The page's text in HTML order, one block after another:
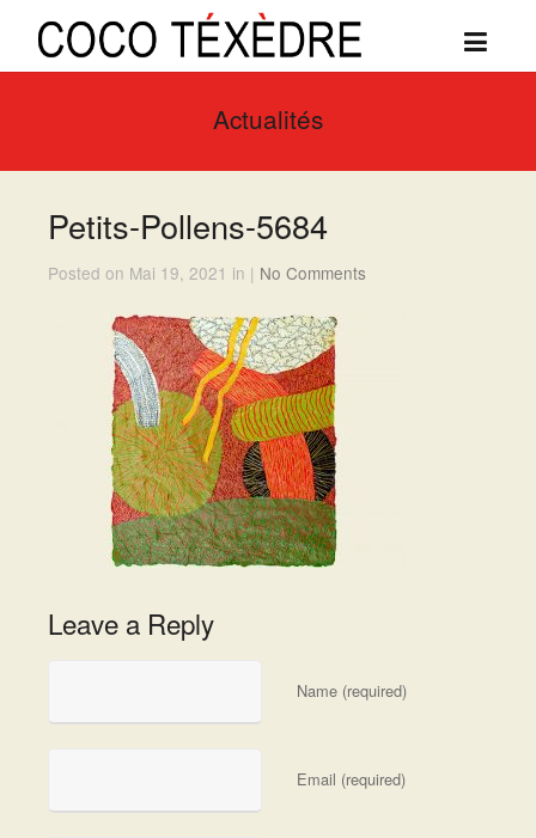
Actualités
Petits-Pollens-5684
Posted on Mai 19, 2021 in | No Comments
Leave a Reply
Name (required)
Email (required)